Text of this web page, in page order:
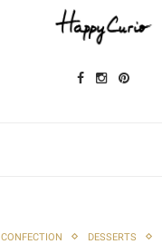
CONFECTION DESSERTS